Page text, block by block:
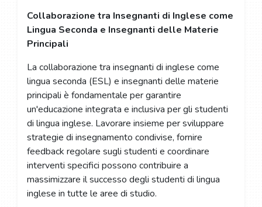
Collaborazione tra Insegnanti di Inglese come
Lingua Seconda e Insegnanti delle Materie
Principali
La collaborazione tra insegnanti di inglese come
lingua seconda (ESL) e insegnanti delle materie
principali è fondamentale per garantire
un'educazione integrata e inclusiva per gli studenti
di lingua inglese. Lavorare insieme per sviluppare
strategie di insegnamento condivise, fornire
feedback regolare sugli studenti e coordinare
interventi specifici possono contribuire a
massimizzare il successo degli studenti di lingua
inglese in tutte le aree di studio.